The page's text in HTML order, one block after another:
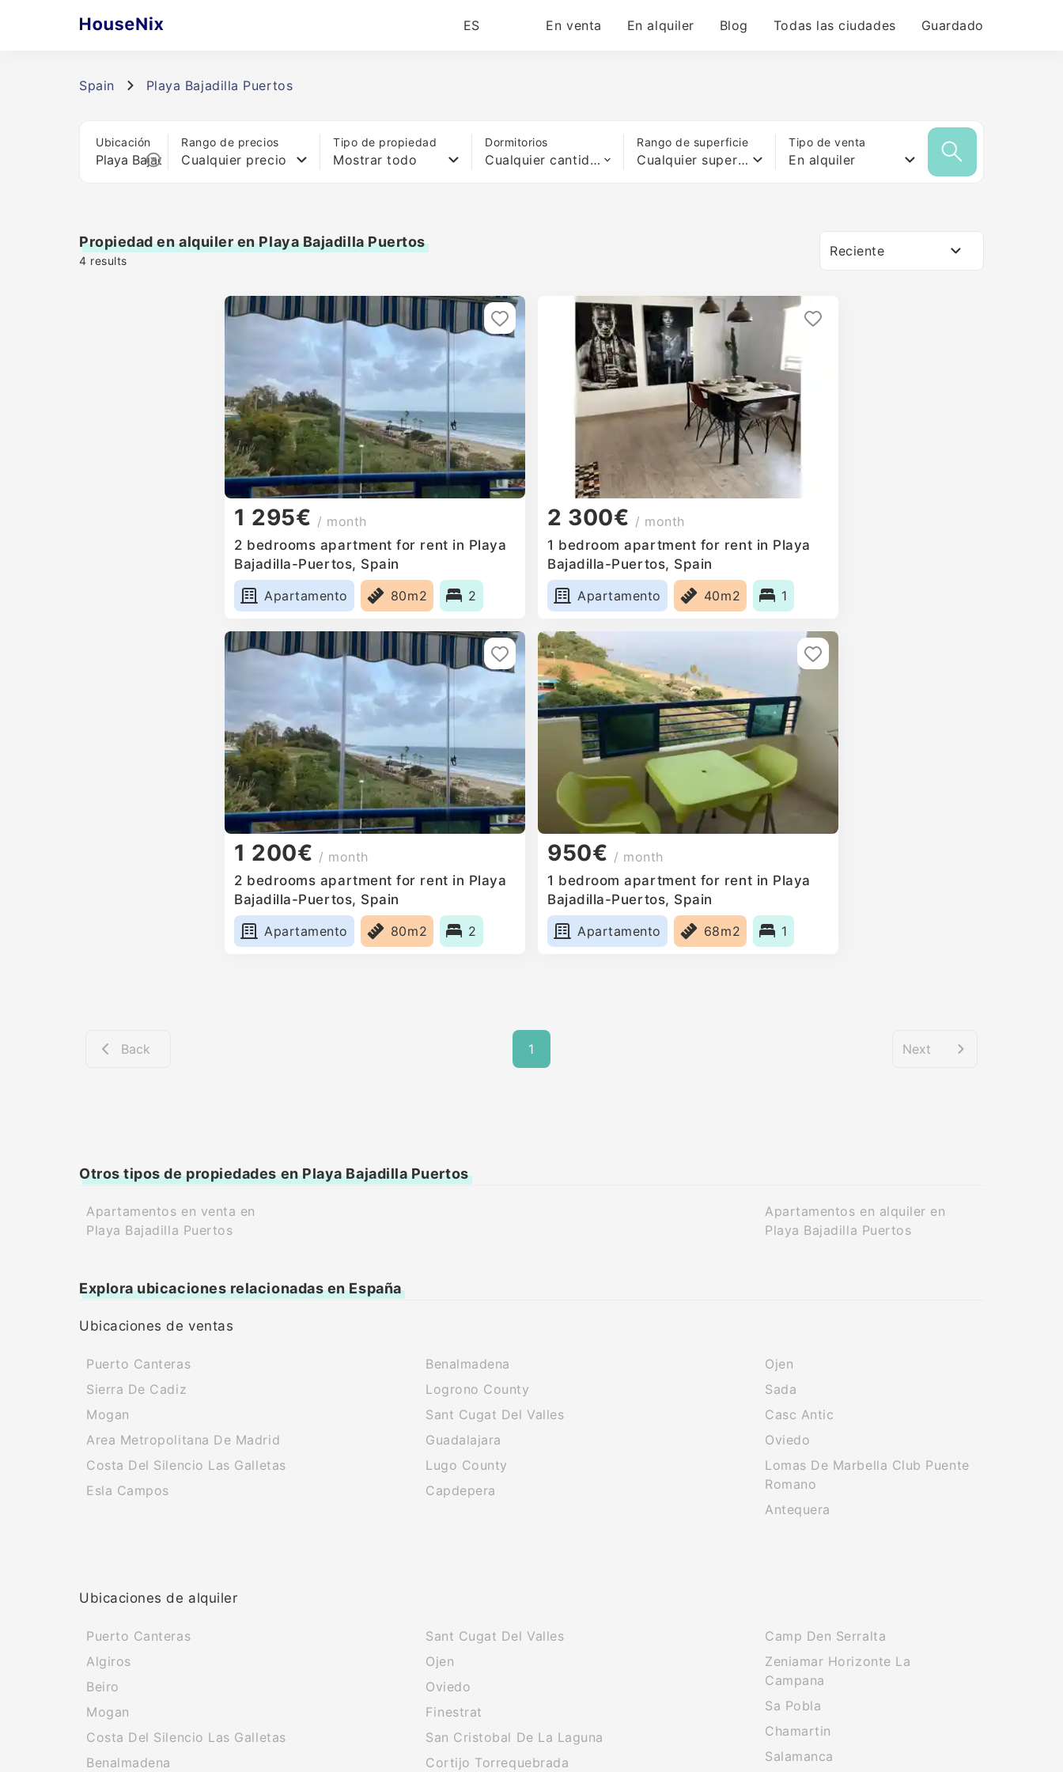
ES En venta En alquiler Blog Todas las ciudades Guardado
Spain Playa Bajadilla Puertos
Ubicación Rango de precios
Cualquier precio
Tipo de propiedad
Mostrar todo
Dormitorios
Cualquier cantidad de camas
Rango de superficie
Cualquier superficie
Tipo de venta
En alquiler
Propiedad en alquiler en Playa Bajadilla Puertos
4 results
Reciente
1 295€ / month
2 bedrooms apartment for rent in Playa
Bajadilla-Puertos, Spain
Apartamento
80m2 2
2 300€ / month
1 bedroom apartment for rent in Playa
Bajadilla-Puertos, Spain
Apartamento
40m2 1
1 200€ / month
2 bedrooms apartment for rent in Playa
Bajadilla-Puertos, Spain
Apartamento
80m2 2
950€ / month
1 bedroom apartment for rent in Playa
Bajadilla-Puertos, Spain
Apartamento
68m2 1
Back 1 Next
Otros tipos de propiedades en Playa Bajadilla Puertos
Apartamentos en venta en
Playa Bajadilla Puertos
Apartamentos en alquiler en
Playa Bajadilla Puertos
Explora ubicaciones relacionadas en España
Ubicaciones de ventas
Puerto Canteras
Sierra De Cadiz
Mogan
Area Metropolitana De Madrid
Costa Del Silencio Las Galletas
Esla Campos
Benalmadena
Logrono County
Sant Cugat Del Valles
Guadalajara
Lugo County
Capdepera
Ojen
Sada
Casc Antic
Oviedo
Lomas De Marbella Club Puente
Romano
Antequera
Ubicaciones de alquiler
Puerto Canteras
Algiros
Beiro
Mogan
Costa Del Silencio Las Galletas
Benalmadena
Sant Cugat Del Valles
Ojen
Oviedo
Finestrat
San Cristobal De La Laguna
Cortijo Torrequebrada
Camp Den Serralta
Zeniamar Horizonte La
Campana
Sa Pobla
Chamartin
Salamanca